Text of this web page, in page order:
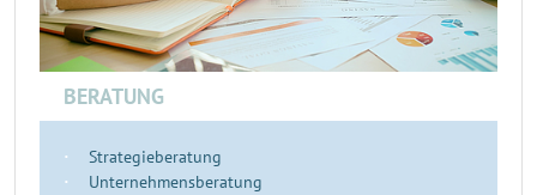
BERATUNG
Strategieberatung
Unternehmensberatung